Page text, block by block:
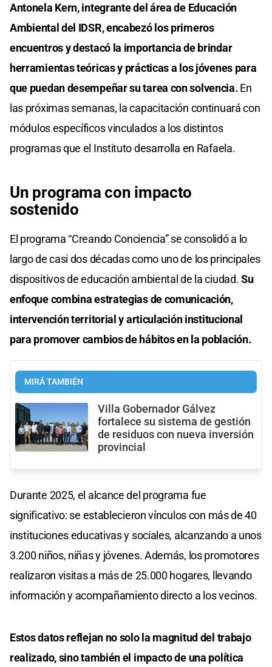
Antonela Kern, integrante del área de Educación
Ambiental del IDSR, encabezó los primeros
encuentros y destacó la importancia de brindar
herramientas teóricas y prácticas a los jóvenes para
que puedan desempeñar su tarea con solvencia. En
las próximas semanas, la capacitación continuará con
módulos específicos vinculados a los distintos
programas que el Instituto desarrolla en Rafaela.
Un programa con impacto
sostenido
El programa “Creando Conciencia” se consolidó a lo
largo de casi dos décadas como uno de los principales
dispositivos de educación ambiental de la ciudad.Su
enfoque combina estrategias de comunicación,
intervención territorial y articulación institucional
para promover cambios de hábitos en la población.
MIRÁ TAMBIÉN
Villa Gobernador Gálvez
fortalece su sistema de gestión
de residuos con nueva inversión
provincial
Durante 2025, el alcance del programa fue
significativo: se establecieron vínculos con más de 40
instituciones educativas y sociales, alcanzando a unos
3.200 niños, niñas y jóvenes. Además, los promotores
realizaron visitas a más de 25.000 hogares, llevando
información y acompañamiento directo a los vecinos.
Estos datos reflejan no solo la magnitud del trabajo
realizado, sino también el impacto de una política